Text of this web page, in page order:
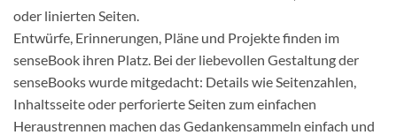
oder linierten Seiten.
Entwürfe, Erinnerungen, Pläne und Projekte finden im
senseBook ihren Platz. Bei der liebevollen Gestaltung der
senseBooks wurde mitgedacht: Details wie Seitenzahlen,
Inhaltsseite oder perforierte Seiten zum einfachen
Heraustrennen machen das Gedankensammeln einfach und